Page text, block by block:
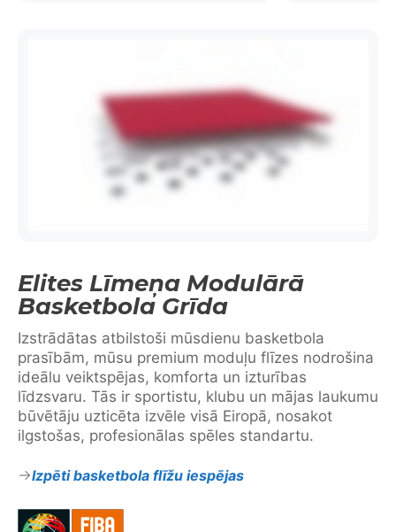
Elites Līmeņa Modulārā
Basketbola Grīda
Izstrādātas atbilstoši mūsdienu basketbola
prasībām, mūsu premium moduļu flīzes nodrošina
ideālu veiktspējas, komforta un izturības
līdzsvaru. Tās ir sportistu, klubu un mājas laukumu
būvētāju uzticēta izvēle visā Eiropā, nosakot
ilgstošas, profesionālas spēles standartu.
Izpēti basketbola flīžu iespējas